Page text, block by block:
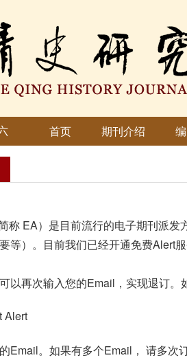
首页 期刊介绍
称 EA）是目前流行的电子期刊派
等）。目前我们已经开通免费Alert
以再次输入您的Email，实现退订
Alert
Email。如果有多个Email， 请多次